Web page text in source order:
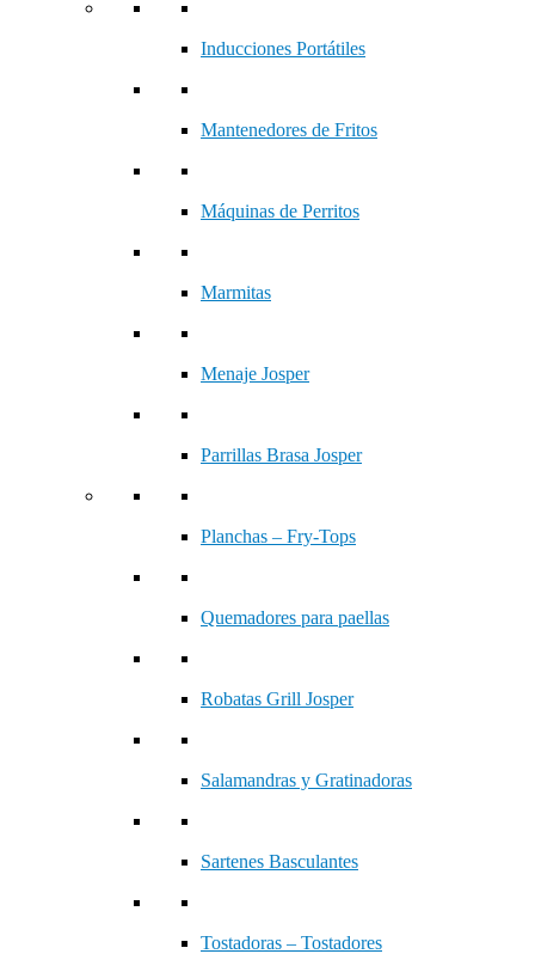
Inducciones Portátiles
Mantenedores de Fritos
Máquinas de Perritos
Marmitas
Menaje Josper
Parrillas Brasa Josper
Planchas – Fry-Tops
Quemadores para paellas
Robatas Grill Josper
Salamandras y Gratinadoras
Sartenes Basculantes
Tostadoras – Tostadores